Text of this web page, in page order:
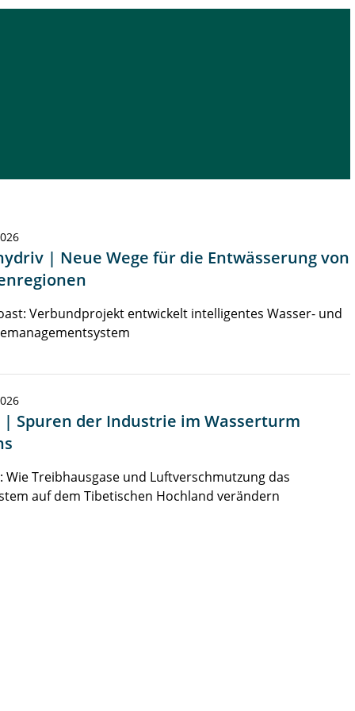
| Neue Wege für die Entwässerung von
Verbundprojekt entwickelt intelligentes Wasser- und
| Spuren der Industrie im Wasserturm
Wie Treibhausgase und Luftverschmutzung das
auf dem Tibetischen Hochland verändern